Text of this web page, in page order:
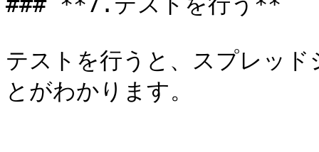
テストを行うと、スプレッ
とがわかります。